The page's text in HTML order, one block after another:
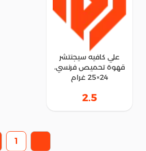
علي كافيه سيجنتشر
قهوة تحميص فرنسي،
24×25 غرام
2.5
1